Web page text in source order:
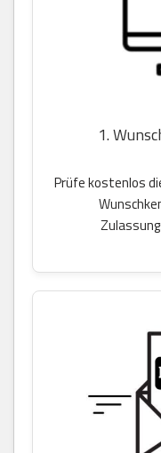
1.
Prüfe kostenlos